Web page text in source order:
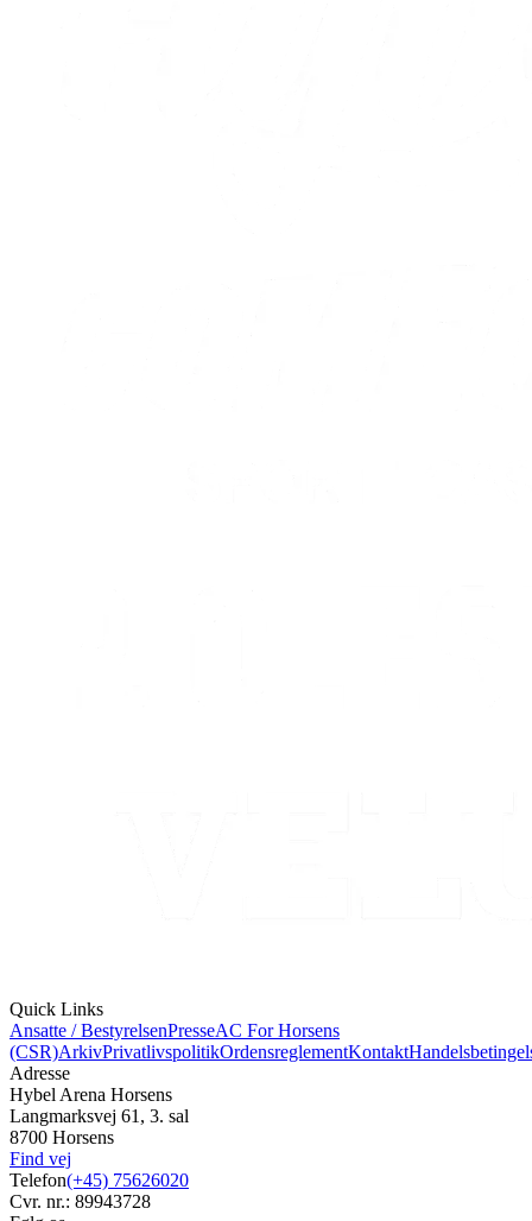
Quick Links
Ansatte / BestyrelsenPresseAC For Horsens
(CSR)ArkivPrivatlivspolitikOrdensreglementKontakt
Adresse
Hybel Arena Horsens
Langmarksvej 61, 3. sal
8700 Horsens
Find vej
Telefon(+45) 75626020
Cvr. nr.: 89943728